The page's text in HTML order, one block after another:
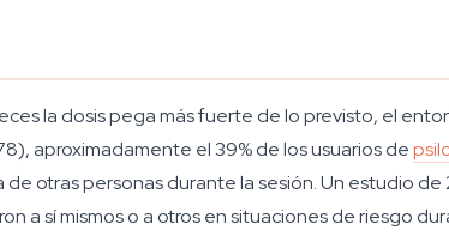
la dosis pega más fuerte de lo previsto, el
aproximadamente el 39% de los usuarios de
otras personas durante la sesión. Un estudio
a sí mismos o a otros en situaciones de riesgo